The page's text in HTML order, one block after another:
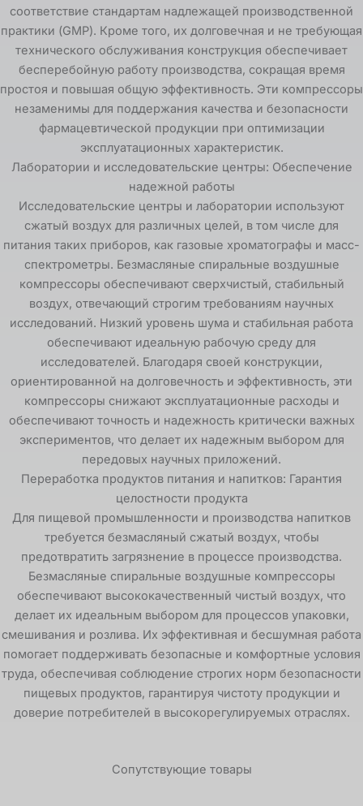
соответствие стандартам надлежащей производственной
практики (GMP). Кроме того, их долговечная и не требующая
технического обслуживания конструкция обеспечивает
бесперебойную работу производства, сокращая время
простоя и повышая общую эффективность. Эти компрессоры
незаменимы для поддержания качества и безопасности
фармацевтической продукции при оптимизации
эксплуатационных характеристик.
Лаборатории и исследовательские центры: Обеспечение
надежной работы
Исследовательские центры и лаборатории используют
сжатый воздух для различных целей, в том числе для
питания таких приборов, как газовые хроматографы и масс-
спектрометры. Безмасляные спиральные воздушные
компрессоры обеспечивают сверхчистый, стабильный
воздух, отвечающий строгим требованиям научных
исследований. Низкий уровень шума и стабильная работа
обеспечивают идеальную рабочую среду для
исследователей. Благодаря своей конструкции,
ориентированной на долговечность и эффективность, эти
компрессоры снижают эксплуатационные расходы и
обеспечивают точность и надежность критически важных
экспериментов, что делает их надежным выбором для
передовых научных приложений.
Переработка продуктов питания и напитков: Гарантия
целостности продукта
Для пищевой промышленности и производства напитков
требуется безмасляный сжатый воздух, чтобы
предотвратить загрязнение в процессе производства.
Безмасляные спиральные воздушные компрессоры
обеспечивают высококачественный чистый воздух, что
делает их идеальным выбором для процессов упаковки,
смешивания и розлива. Их эффективная и бесшумная работа
помогает поддерживать безопасные и комфортные условия
труда, обеспечивая соблюдение строгих норм безопасности
пищевых продуктов, гарантируя чистоту продукции и
доверие потребителей в высокорегулируемых отраслях.
Сопутствующие товары